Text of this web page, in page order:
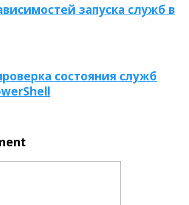
запуска служб в
состояния служб